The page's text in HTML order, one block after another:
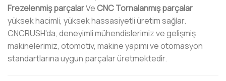
Frezelenmiş parçalarVeCNC Tornalanmış parçalar
yüksek hacimli, yüksek hassasiyetli üretim sağlar.
CNCRUSH'da, deneyimli mühendislerimiz ve gelişmiş
makinelerimiz, otomotiv, makine yapımı ve otomasyon
standartlarına uygun parçalar üretmektedir.